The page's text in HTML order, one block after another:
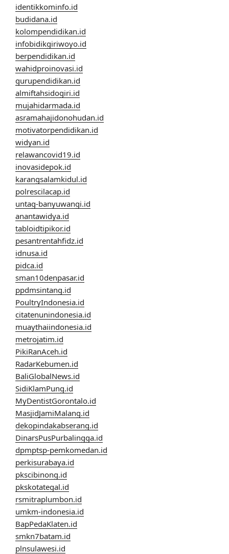
identikkominfo.id
budidana.id
kolompendidikan.id
infobidikgiriwoyo.id
berpendidikan.id
wahidproinovasi.id
gurupendidikan.id
almiftahsidogiri.id
mujahidarmada.id
asramahajidonohudan.id
motivatorpendidikan.id
widyan.id
relawancovid19.id
inovasidepok.id
karangsalamkidul.id
polrescilacap.id
untag-banyuwangi.id
anantawidya.id
tabloidtipikor.id
pesantrentahfidz.id
idnusa.id
pidca.id
sman10denpasar.id
ppdmsintang.id
PoultryIndonesia.id
citatenunindonesia.id
muaythaiindonesia.id
metrojatim.id
PikiRanAceh.id
RadarKebumen.id
BaliGlobalNews.id
SidiKlamPung.id
MyDentistGorontalo.id
MasjidJamiMalang.id
dekopindakabserang.id
DinarsPusPurbalingga.id
dpmptsp-pemkomedan.id
perkisurabaya.id
pkscibinong.id
pkskotategal.id
rsmitraplumbon.id
umkm-indonesia.id
BapPedaKlaten.id
smkn7batam.id
plnsulawesi.id